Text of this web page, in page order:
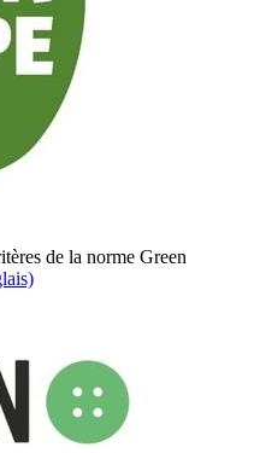
de la norme Green